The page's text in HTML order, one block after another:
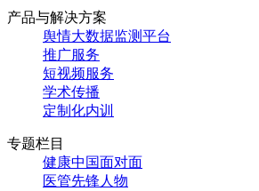
产品与解决方案
舆情大数据监测平台
推广服务
短视频服务
学术传播
定制化内训
专题栏目
健康中国面对面
医管先锋人物